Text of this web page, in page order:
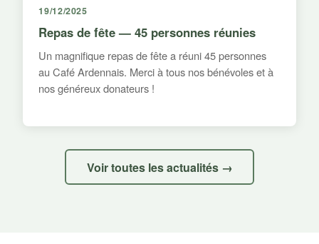
19/12/2025
Repas de fête — 45 personnes réunies
Un magnifique repas de fête a réuni 45 personnes
au Café Ardennais. Merci à tous nos bénévoles et à
nos généreux donateurs !
Voir toutes les actualités →